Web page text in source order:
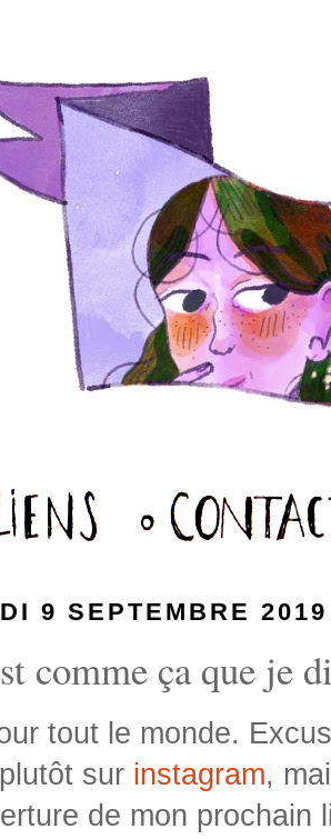
9 SEPTEMBRE 2019
comme ça que je
tout le monde.
sur instagram,
de mon prochain